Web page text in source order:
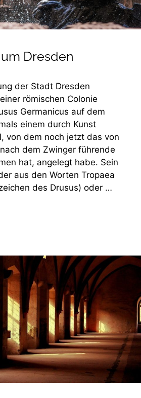
Dresden
der Stadt Dresden
römischen Colonie
Germanicus auf dem
einem durch Kunst
von dem noch jetzt das von
dem Zwinger führende
hat, angelegt habe. Sein
aus den Worten Tropaea
des Drusus) oder …